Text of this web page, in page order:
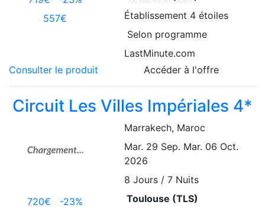
557€
Établissement 4 étoiles
Selon programme
LastMinute.com
Consulter le produit
Accéder à l'offre
Circuit Les Villes Impériales 4*
720€ -23%
Marrakech, Maroc
Mar. 29 Sep. Mar. 06 Oct.
2026
8 Jours / 7 Nuits
Toulouse (TLS)